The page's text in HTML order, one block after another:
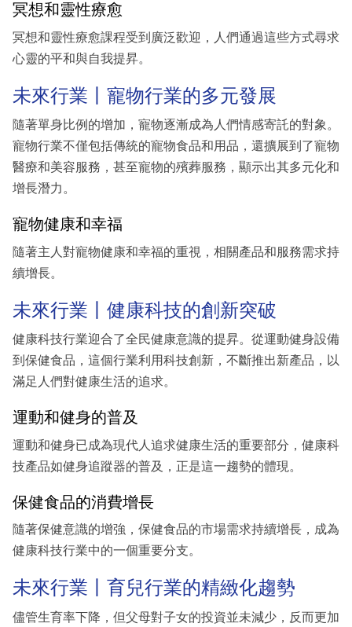
冥想和靈性療愈
冥想和靈性療愈課程受到廣泛歡迎，人們通過這些方式尋求
心靈的平和與自我提昇。
未來行業丨寵物行業的多元發展
隨著單身比例的增加，寵物逐漸成為人們情感寄託的對象。
寵物行業不僅包括傳統的寵物食品和用品，還擴展到了寵物
醫療和美容服務，甚至寵物的殯葬服務，顯示出其多元化和
增長潛力。
寵物健康和幸福
隨著主人對寵物健康和幸福的重視，相關產品和服務需求持
續增長。
未來行業丨健康科技的創新突破
健康科技行業迎合了全民健康意識的提昇。從運動健身設備
到保健食品，這個行業利用科技創新，不斷推出新產品，以
滿足人們對健康生活的追求。
運動和健身的普及
運動和健身已成為現代人追求健康生活的重要部分，健康科
技產品如健身追蹤器的普及，正是這一趨勢的體現。
保健食品的消費增長
隨著保健意識的增強，保健食品的市場需求持續增長，成為
健康科技行業中的一個重要分支。
未來行業丨育兒行業的精緻化趨勢
儘管生育率下降，但父母對子女的投資並未減少，反而更加